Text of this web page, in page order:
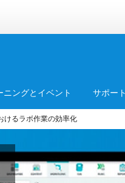
ニングとイベント サポー
けるラボ作業の効率化